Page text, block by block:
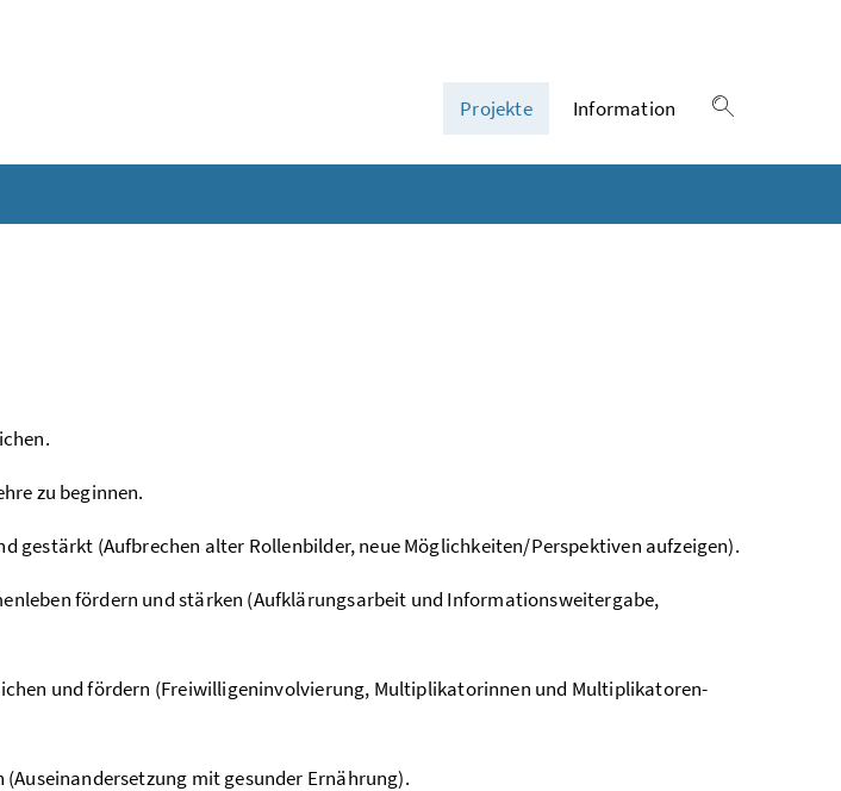
Projekte
Information
zu beginnen.
gestärkt (Aufbrechen alter Rollenbilder, neue Möglichkeiten/Perspektiven aufzeigen).
fördern und stärken (Aufklärungsarbeit und Informationsweitergabe,
und fördern (Freiwilligeninvolvierung, Multiplikatorinnen und Multiplikatoren-
mit gesunder Ernährung).